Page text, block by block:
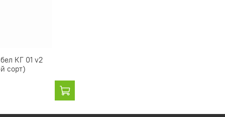
КГ 01 v2
сорт)